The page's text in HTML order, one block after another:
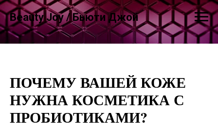
Beauty Joy / Бьюти Джой
ПОЧЕМУ ВАШЕЙ КОЖЕ
НУЖНА КОСМЕТИКА С
ПРОБИОТИКАМИ?